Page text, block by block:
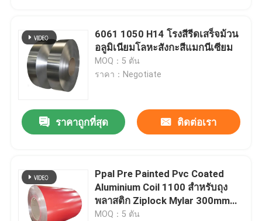
ผลิตภัณฑ์
6061 1050 H14 โรงสีรีดเสร็จม้วน
อลูมิเนียมโลหะสังกะสีแมกนีเซียม
MOQ：5 ตัน
ราคา：Negotiate
ราคาถูกที่สุด ติดต่อเรา
Ppal Pre Painted Pvc Coated
Aluminium Coil 1100 สำหรับถุง
พลาสติก Ziplock Mylar 300mm
405mm 505mm
MOQ：5 ตัน